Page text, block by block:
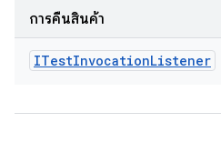
การคืนสินค้า
ITestInvocationListener